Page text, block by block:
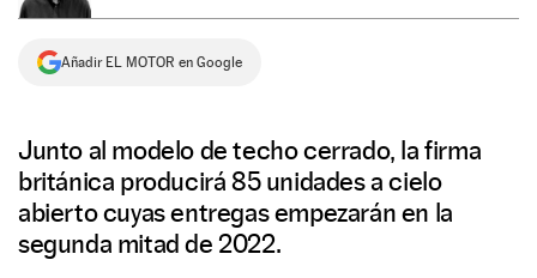
Añadir EL MOTOR en Google
Junto al modelo de techo cerrado, la firma
británica producirá 85 unidades a cielo
abierto cuyas entregas empezarán en la
segunda mitad de 2022.